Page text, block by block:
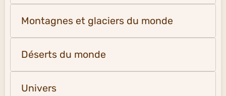
Montagnes et glaciers du monde
Déserts du monde
Univers